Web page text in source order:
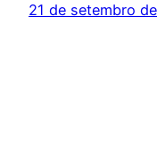
21 de setembro